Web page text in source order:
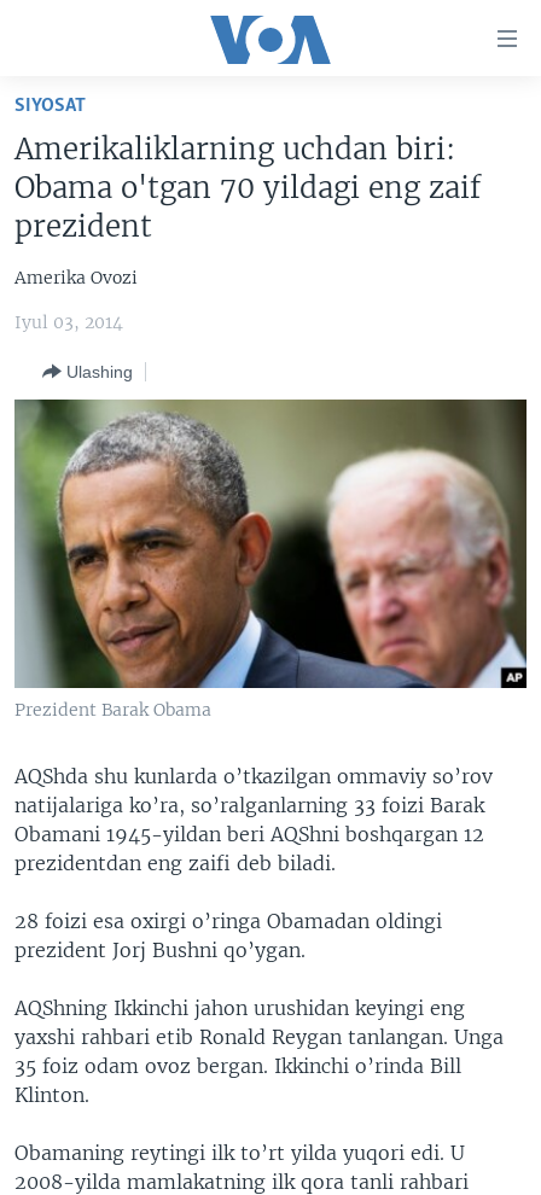
Boshiga
Qidiruvga
o'ting
AMERIKA
MARKAZIY OSIYO
AMERIKA MANZARALARI
XALQARO HAYOT
VASHINGTON CHOYXONASI
MOBIL-SALOM!
VIDEO
XABARLAR SURATLARDA
IJTIMOIY TARMOQLAR
FACEBOOK
YOUTUBE
INSTAGRAM
ODNOKLASSNIKI
TELEGRAM
TWITTER
SOUNDCLOUD
INGLIZ TILI DARSLARI
EDITORIAL
Learning English
VOA
SIYOSAT
Amerikaliklarning uchdan biri:
Obama o'tgan 70 yildagi eng zaif
prezident
Amerika Ovozi
Iyul 03, 2014
Ulashing
Prezident Barak Obama
AQShda shu kunlarda o’tkazilgan ommaviy so’rov
natijalariga ko’ra, so’ralganlarning 33 foizi Barak
Obamani 1945-yildan beri AQShni boshqargan 12
prezidentdan eng zaifi deb biladi.
28 foizi esa oxirgi o’ringa Obamadan oldingi
prezident Jorj Bushni qo’ygan.
AQShning Ikkinchi jahon urushidan keyingi eng
yaxshi rahbari etib Ronald Reygan tanlangan. Unga
35 foiz odam ovoz bergan. Ikkinchi o’rinda Bill
Klinton.
Obamaning reytingi ilk to’rt yilda yuqori edi. U
2008-yilda mamlakatning ilk qora tanli rahbari